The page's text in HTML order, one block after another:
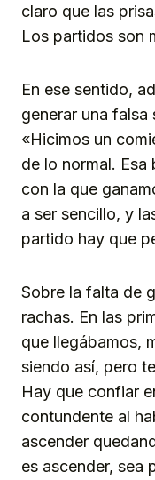
claro que las
Los partidos son
En ese sentido,
generar una
«Hicimos un
de lo normal.
con la que
a ser sencillo, y
partido hay que
Sobre la falta de
rachas. En las
que llegábamos,
siendo así, pero
Hay que confiar
contundente al
ascender
es ascender, sea